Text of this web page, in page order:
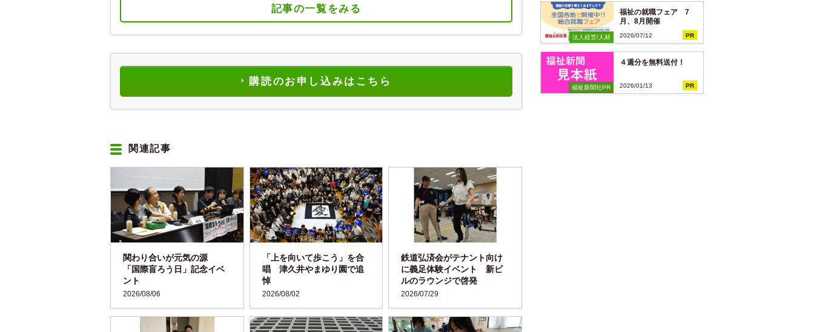
記事の一覧をみる
購読のお申し込みはこちら
関連記事
2026/08/06
関わり合いが元気の源
「国際盲ろう日」記念イベ
ント
2026/08/02
「上を向いて歩こう」を合
唱 津久井やまゆり園で追
悼
2026/07/29
鉄道弘済会がテナント向け
に義足体験イベント 新ビ
ルのラウンジで啓発
法人経営/人材
福祉の就職フェア 7
月、8月開催
2026/07/12 PR
福祉新聞社PR
４週分を無料送付！
2026/01/13 PR